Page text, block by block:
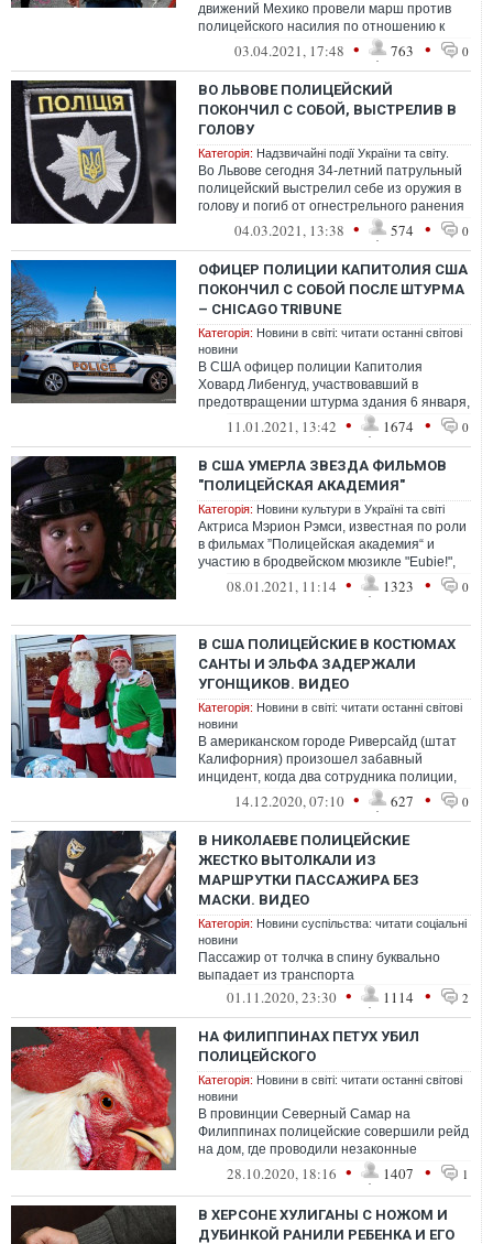
движений Мехико провели марш против
полицейского насилия по отношению к
женщинам. Участницы протеста снесли
03.04.2021, 17:48 • 763 • 0
ВО ЛЬВОВЕ ПОЛИЦЕЙСКИЙ
ПОКОНЧИЛ С СОБОЙ, ВЫСТРЕЛИВ В
ГОЛОВУ
Категорія: Надзвичайні події України та світу.
Во Львове сегодня 34-летний патрульный
полицейский выстрелил себе из оружия в
голову и погиб от огнестрельного ранения
на месте происшествия.
04.03.2021, 13:38 • 574 • 0
ОФИЦЕР ПОЛИЦИИ КАПИТОЛИЯ США
ПОКОНЧИЛ С СОБОЙ ПОСЛЕ ШТУРМА
– CHICAGO TRIBUNE
Категорія: Новини в світі: читати останні світові
новини
В США офицер полиции Капитолия
Ховард Либенгуд, участвовавший в
предотвращении штурма здания 6 января,
умер спустя три дня после этих событий.
11.01.2021, 13:42 • 1674 • 0
В США УМЕРЛА ЗВЕЗДА ФИЛЬМОВ
"ПОЛИЦЕЙСКАЯ АКАДЕМИЯ"
Категорія: Новини культури в Україні та світі
Актриса Мэрион Рэмси, известная по роли
в фильмах ”Полицейская академия“ и
участию в бродвейском мюзикле "Eubie!",
скончалась в четверг в своем доме в...
08.01.2021, 11:14 • 1323 • 0
В США ПОЛИЦЕЙСКИЕ В КОСТЮМАХ
САНТЫ И ЭЛЬФА ЗАДЕРЖАЛИ
УГОНЩИКОВ. ВИДЕО
Категорія: Новини в світі: читати останні світові
новини
В американском городе Риверсайд (штат
Калифорния) произошел забавный
инцидент, когда два сотрудника полиции,
переодетые в новогодних персонажей,
14.12.2020, 07:10 • 627 • 0
В НИКОЛАЕВЕ ПОЛИЦЕЙСКИЕ
ЖЕСТКО ВЫТОЛКАЛИ ИЗ
МАРШРУТКИ ПАССАЖИРА БЕЗ
МАСКИ. ВИДЕО
Категорія: Новини суспільства: читати соціальні
новини
Пассажир от толчка в спину буквально
выпадает из транспорта
01.11.2020, 23:30 • 1114 • 2
НА ФИЛИППИНАХ ПЕТУХ УБИЛ
ПОЛИЦЕЙСКОГО
Категорія: Новини в світі: читати останні світові
новини
В провинции Северный Самар на
Филиппинах полицейские совершили рейд
на дом, где проводили незаконные
петушиные бои. Один полицейский погиб
28.10.2020, 18:16 • 1407 • 1
В ХЕРСОНЕ ХУЛИГАНЫ С НОЖОМ И
ДУБИНКОЙ РАНИЛИ РЕБЕНКА И ЕГО